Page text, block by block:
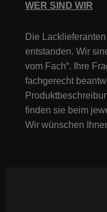
WER SIND WIR
Die
entstanden. Wir
vom Fach“. Ihre
fachgerecht
finden sie beim
Wir wünschen